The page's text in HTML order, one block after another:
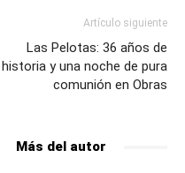
Artículo siguiente
Las Pelotas: 36 años de
historia y una noche de pura
comunión en Obras
Más del autor